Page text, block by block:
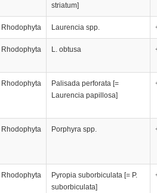
striatum]
Rhodophyta Laurencia spp.
Rhodophyta L. obtusa
Rhodophyta
Palisada perforata [=
Laurencia papillosa]
Rhodophyta Porphyra spp.
Rhodophyta
Pyropia suborbiculata [= P.
suborbiculata]